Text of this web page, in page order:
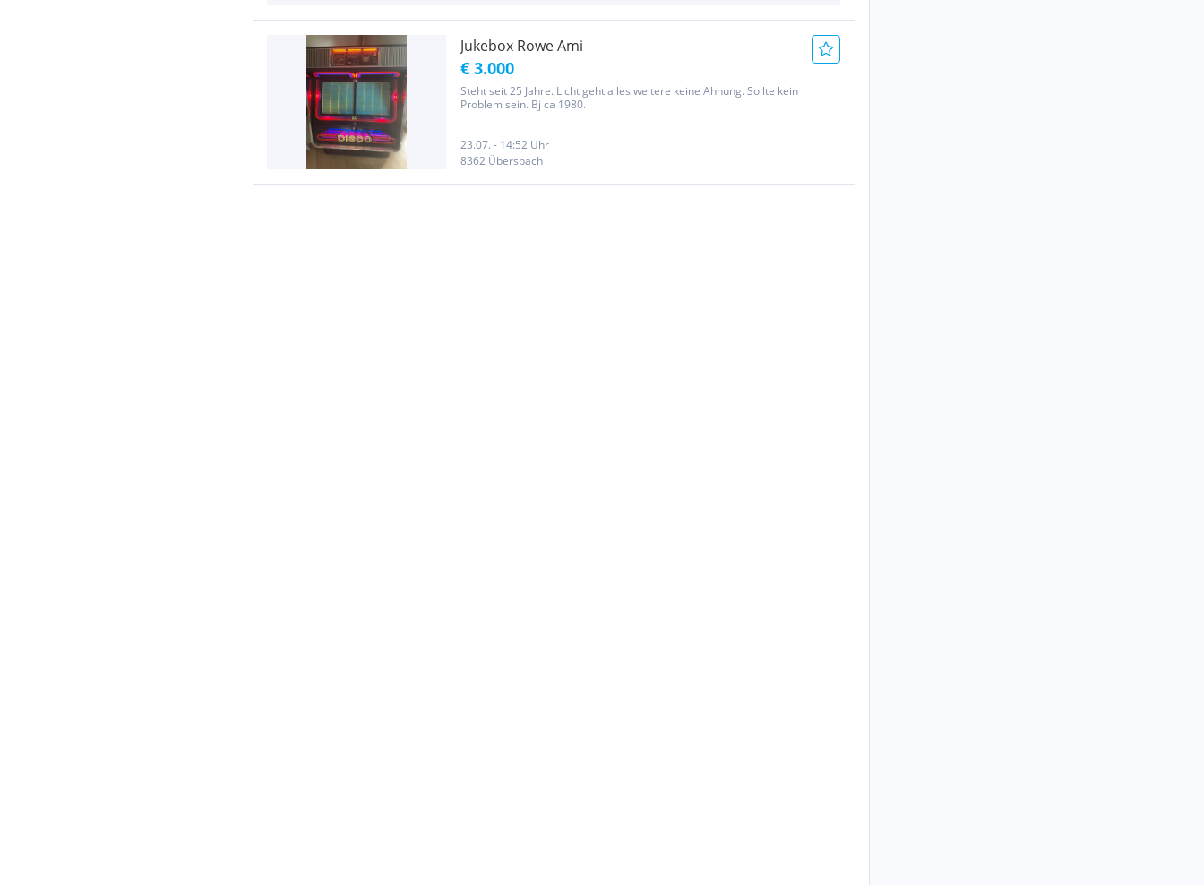
Jukebox Rowe Ami
€ 3.000
Steht seit 25 Jahre. Licht geht alles weitere keine Ahnung. Sollte kein
Problem sein. Bj ca 1980.
23.07. - 14:52 Uhr
8362 Übersbach